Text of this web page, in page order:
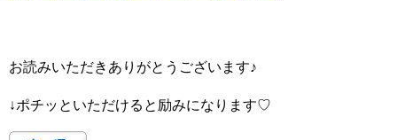
お読みいただきありがとうございます♪
↓ポチッといただけると励みになります♡